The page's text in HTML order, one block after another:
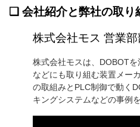
❏ 会社紹介と弊社の取り
株式会社モス 営業
株式会社モスは、DOBOT
などにも取り組む装置メー
の取組みとPLC制御で動く
キングシステムなどの事例